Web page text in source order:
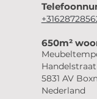
650m²
5831 AV
Nederland